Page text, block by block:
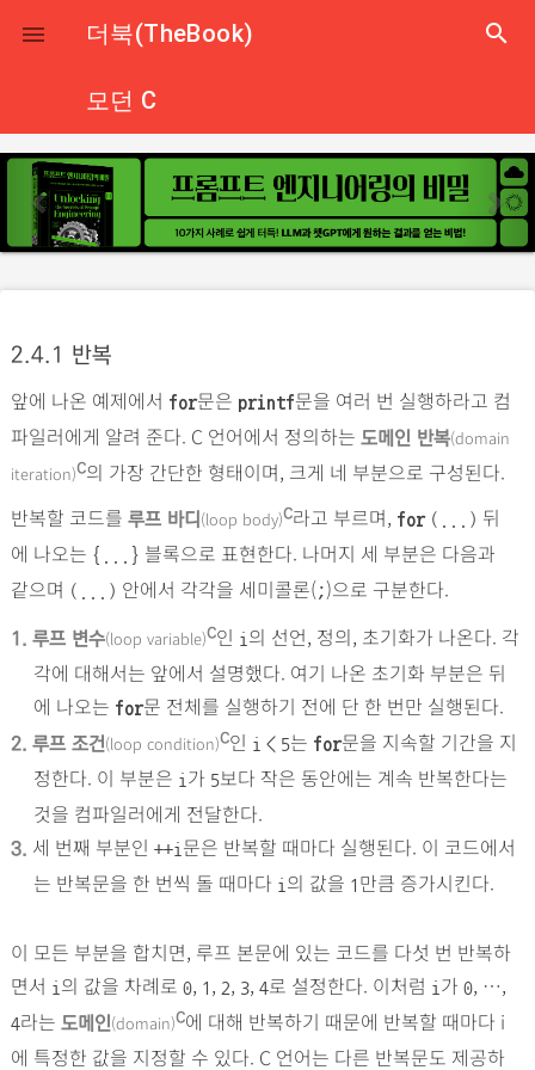
close
 더북(TheBook) search
모던 C
p
r
e
u
s
n
e
x
2.4.1 반복
앞에 나온 예제에서 for문은 printf문을 여러 번 실행하라고 컴
파일러에게 알려 준다. C 언어에서 정의하는 도메인 반복(domain
iteration)C의 가장 간단한 형태이며, 크게 네 부분으로 구성된다.
반복할 코드를 루프 바디 (loop body)C라고 부르며, for (...) 뒤
에 나오는 {...} 블록으로 표현한다. 나머지 세 부분은 다음과
같으며 (...) 안에서 각각을 세미콜론(;)으로 구분한다.
1. 루프 변수(loop variable)C인 i 의 선언, 정의, 초기화가 나온다. 각
각에 대해서는 앞에서 설명했다. 여기 나온 초기화 부분은 뒤
에 나오는 for문 전체를 실행하기 전에 단 한 번만 실행된다.
2. 루프 조건(loop condition)C인 i < 5는 for문을 지속할 기간을 지
정한다. 이 부분은 i 가 5보다 작은 동안에는 계속 반복한다는
것을 컴파일러에게 전달한다.
3. 세 번째 부분인 ++i 문은 반복할 때마다 실행된다. 이 코드에서
는 반복문을 한 번씩 돌 때마다 i 의 값을 1 만큼 증가시킨다.
이 모든 부분을 합치면, 루프 본문에 있는 코드를 다섯 번 반복하
면서 i 의 값을 차례로 0, 1 , 2, 3, 4로 설정한다. 이처럼 i 가 0, …,
4라는 도메인(domain)C에 대해 반복하기 때문에 반복할 때마다 i
에 특정한 값을 지정할 수 있다. C 언어는 다른 반복문도 제공하